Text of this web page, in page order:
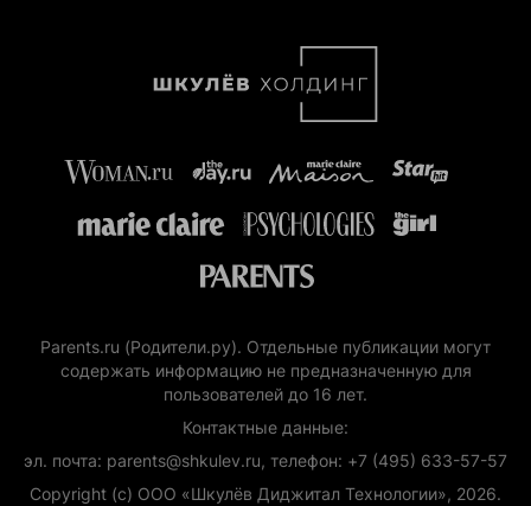
Parents.ru (Родители.ру). Отдельные публикации могут
содержать информацию не предназначенную для
пользователей до 16 лет.
Контактные данные:
эл. почта: parents@shkulev.ru, телефон: +7 (495) 633-57-57
Copyright (с) ООО «Шкулёв Диджитал Технологии», 2026.